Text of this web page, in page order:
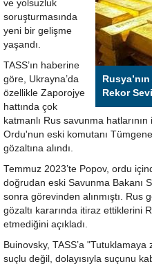
Rekor
ve yolsuzluk
soruşturmasında
yeni bir gelişme
yaşandı.
TASS’ın haberine
göre, Ukrayna’da
özellikle Zaporojye
hattında çok
katmanlı Rus savunma
Ordu'nun eski komutanı
gözaltına alındı.
Temmuz 2023’te Popov, ordu
doğrudan eski Savunma Bakanı
sonra görevinden alınmıştı. Rus
gözaltı kararında itiraz ettiklerini
etmediğini açıkladı.
Buinovsky, TASS’a
suçlu değil, dolayısıyla suçunu